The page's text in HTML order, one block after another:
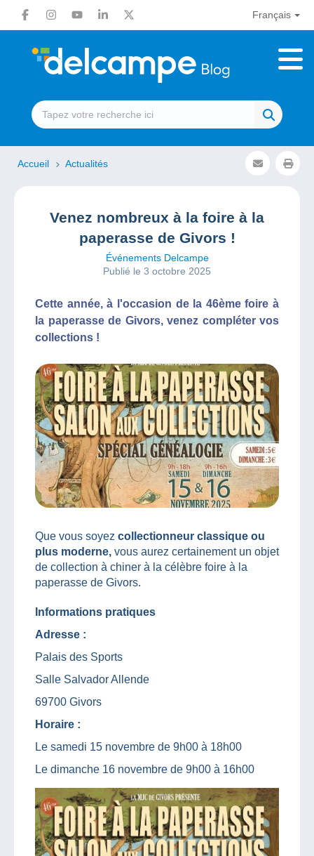
Français
Accueil Actualités
Venez nombreux à la foire à la
paperasse de Givors !
Événements Delcampe
Publié le 3 octobre 2025
Cette année, à l'occasion de la 46ème foire à
la paperasse de Givors, venez compléter vos
collections !
Que vous soyez collectionneur classique ou
plus moderne, vous aurez certainement un objet
de collection à chiner à la célèbre foire à la
paperasse de Givors.
Informations pratiques
Adresse :
Palais des Sports
Salle Salvador Allende
69700 Givors
Horaire :
Le samedi 15 novembre de 9h00 à 18h00
Le dimanche 16 novembre de 9h00 à 16h00